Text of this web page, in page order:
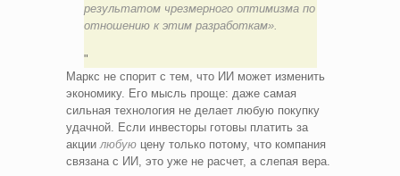
результатом чрезмерного оптимизма по
отношению к этим разработкам».
Маркс не спорит с тем, что ИИ может изменить
экономику. Его мысль проще: даже самая
сильная технология не делает любую покупку
удачной. Если инвесторы готовы платить за
акциилюбую цену только потому, что компания
связана с ИИ, это уже не расчет, а слепая вера.